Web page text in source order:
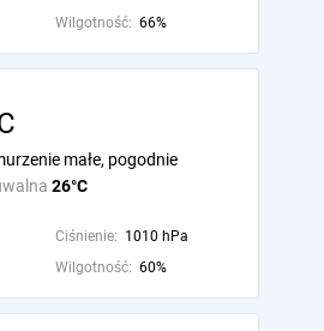
Wilgotność: 66%
26°C
małe, pogodnie
Ciśnienie: 1010 hPa
Wilgotność: 60%